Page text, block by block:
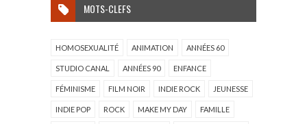
MOTS-CLEFS
HOMOSEXUALITÉ ANIMATION ANNÉES 60
STUDIO CANAL ANNÉES 90 ENFANCE
FÉMINISME FILM NOIR INDIE ROCK JEUNESSE
INDIE POP ROCK MAKE MY DAY FAMILLE